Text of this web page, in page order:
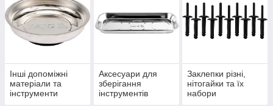
Інші допоміжні
матеріали та
інструменти
Аксесуари для
зберігання
інструментів
Заклепки різні,
нітогайки та їх
набори